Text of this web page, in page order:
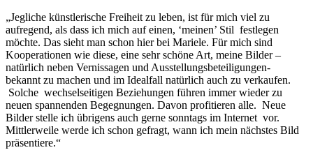
„Jegliche künstlerische Freiheit zu leben, ist für mich viel zu
aufregend, als dass ich mich auf einen, ‘meinen’ Stil festlegen
möchte. Das sieht man schon hier bei Mariele. Für mich sind
Kooperationen wie diese, eine sehr schöne Art, meine Bilder –
natürlich neben Vernissagen und Ausstellungsbeteiligungen-
bekannt zu machen und im Idealfall natürlich auch zu verkaufen.
Solche wechselseitigen Beziehungen führen immer wieder zu
neuen spannenden Begegnungen. Davon profitieren alle. Neue
Bilder stelle ich übrigens auch gerne sonntags im Internet vor.
Mittlerweile werde ich schon gefragt, wann ich mein nächstes Bild
präsentiere.“